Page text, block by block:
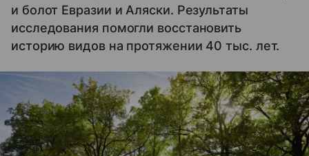
и болот Евразии и Аляски. Результаты
исследования помогли восстановить
историю видов на протяжении 40 тыс. лет.